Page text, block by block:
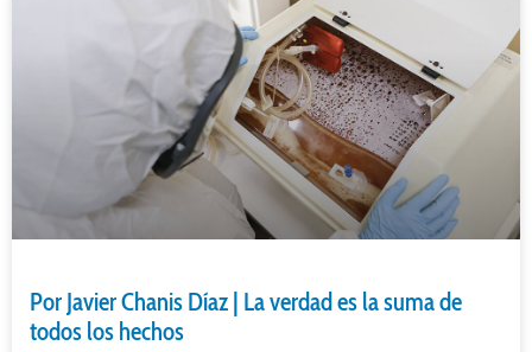
Por Javier Chanis Díaz | La verdad es la suma de
todos los hechos